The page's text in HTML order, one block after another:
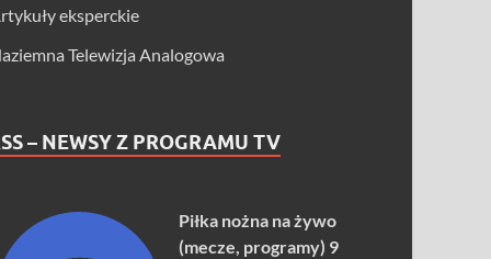
eksperckie
Telewizja Analogowa
– NEWSY Z PROGRAMU TV
Piłka nożna na żywo
(mecze, programy) 9